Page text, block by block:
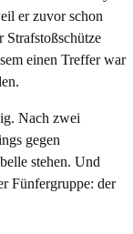
er zuvor schon
einen Treffer war
Nach zwei
gegen
stehen. Und
Fünfergruppe: der